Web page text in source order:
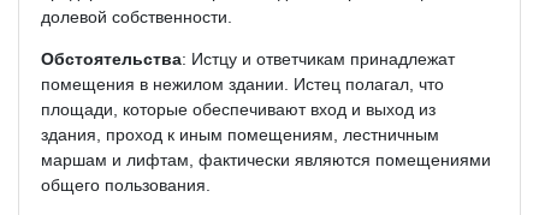
долевой собственности.
Обстоятельства: Истцу и ответчикам принадлежат
помещения в нежилом здании. Истец полагал, что
площади, которые обеспечивают вход и выход из
здания, проход к иным помещениям, лестничным
маршам и лифтам, фактически являются помещениями
общего пользования.